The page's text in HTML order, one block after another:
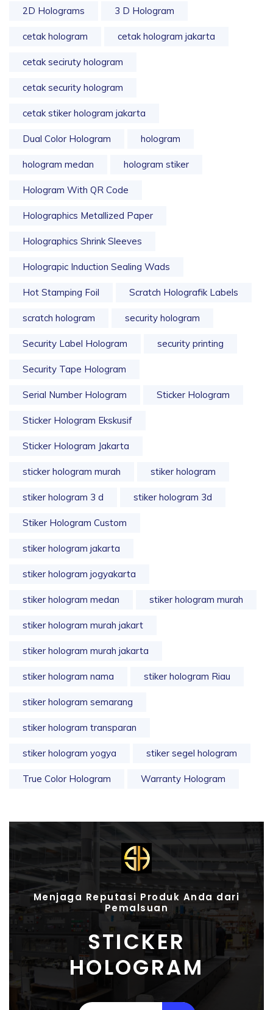
2D Holograms 3 D Hologram
cetak hologram cetak hologram jakarta
cetak seciruty hologram
cetak security hologram
cetak stiker hologram jakarta
Dual Color Hologram hologram
hologram medan hologram stiker
Hologram With QR Code
Holographics Metallized Paper
Holographics Shrink Sleeves
Holograpic Induction Sealing Wads
Hot Stamping Foil Scratch Holografik Labels
scratch hologram security hologram
Security Label Hologram security printing
Security Tape Hologram
Serial Number Hologram Sticker Hologram
Sticker Hologram Ekskusif
Sticker Hologram Jakarta
sticker hologram murah stiker hologram
stiker hologram 3 d stiker hologram 3d
Stiker Hologram Custom
stiker hologram jakarta
stiker hologram jogyakarta
stiker hologram medan stiker hologram murah
stiker hologram murah jakart
stiker hologram murah jakarta
stiker hologram nama stiker hologram Riau
stiker hologram semarang
stiker hologram transparan
stiker hologram yogya stiker segel hologram
True Color Hologram Warranty Hologram
Menjaga Reputasi Produk Anda dari
Pemalsuan
STICKER
HOLOGRAM